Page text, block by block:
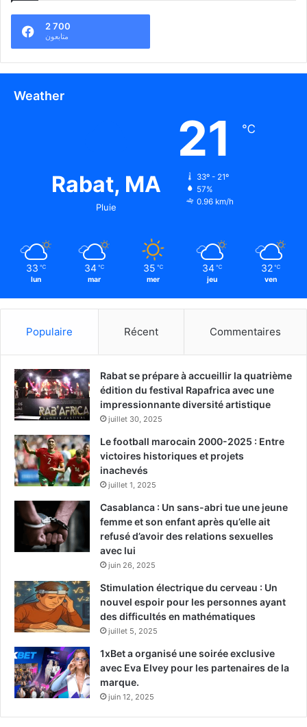
2 700
متابعون
Weather
Rabat, MA
Pluie
21 ℃
33º - 21º
57%
0.96 km/h
33 ℃
lun
34 ℃
mar
35 ℃
mer
34 ℃
jeu
32 ℃
ven
Populaire Récent Commentaires
Rabat se prépare à accueillir la quatrième
édition du festival Rapafrica avec une
impressionnante diversité artistique
juillet 30, 2025
Le football marocain 2000-2025 : Entre
victoires historiques et projets
inachevés
juillet 1, 2025
Casablanca : Un sans-abri tue une jeune
femme et son enfant après qu’elle ait
refusé d’avoir des relations sexuelles
avec lui
juin 26, 2025
Stimulation électrique du cerveau : Un
nouvel espoir pour les personnes ayant
des difficultés en mathématiques
juillet 5, 2025
1xBet a organisé une soirée exclusive
avec Eva Elvey pour les partenaires de la
marque.
juin 12, 2025